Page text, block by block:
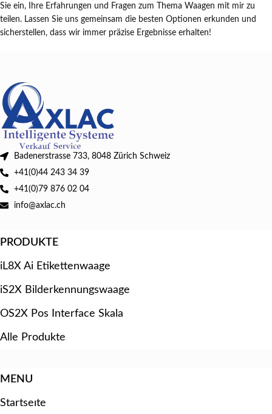
Sie ein, Ihre Erfahrungen und Fragen zum Thema Waagen mit mir zu
teilen. Lassen Sie uns gemeinsam die besten Optionen erkunden und
sicherstellen, dass wir immer präzise Ergebnisse erhalten!
Badenerstrasse 733, 8048 Zürich Schweiz
+41(0)44 243 34 39
+41(0)79 876 02 04
info@axlac.ch
PRODUKTE
iL8X Ai Etikettenwaage
iS2X Bilderkennungswaage
OS2X Pos Interface Skala
Alle Produkte
MENU
Startseıte